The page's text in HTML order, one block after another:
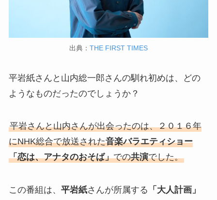
出典： THE FIRST TIMES
平岩紙さんと山内総一郎さんの馴れ初めは、どの
ようなものだったのでしょうか？
平岩さんと山内さんが出会ったのは、２０１６年
にNHK総合で放送された音楽バラエティショー
「恋は、アナタのおそば」での共演でした。
この番組は、 平岩紙さんが所属する 「大人計画」